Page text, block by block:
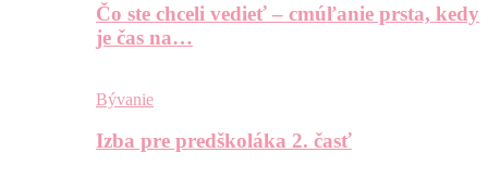
Čo ste chceli vedieť – cmúľanie prsta, kedy
je čas na…
Bývanie
Izba pre predškoláka 2. časť